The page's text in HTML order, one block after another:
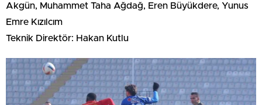
Akgün, Muhammet Taha Ağdağ, Eren Büyükdere, Yunus
Emre Kızılcım
Teknik Direktör: Hakan Kutlu